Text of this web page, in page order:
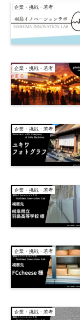
企業・挑戦・若者
企業・挑戦・若者
企業・挑戦・若者
企業・挑戦・若者
企業・挑戦・若者
企業・挑戦・若者